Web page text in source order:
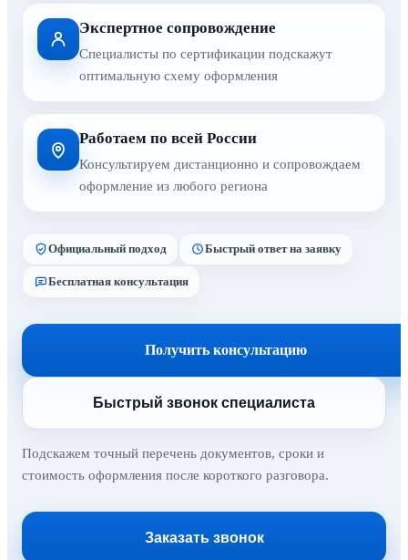
Экспертное сопровождение
Специалисты по сертификации подскажут
оптимальную схему оформления
Работаем по всей России
Консультируем дистанционно и сопровождаем
оформление из любого региона
Официальный подход Быстрый ответ на заявку
Бесплатная консультация
Получить консультацию
Быстрый звонок специалиста
Подскажем точный перечень документов, сроки и
стоимость оформления после короткого разговора.
Заказать звонок